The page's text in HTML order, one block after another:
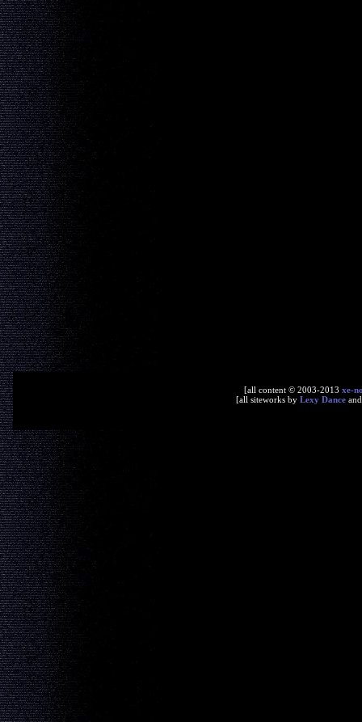
[all content © 2003-2013 xe-
[all siteworks by Lexy Dance